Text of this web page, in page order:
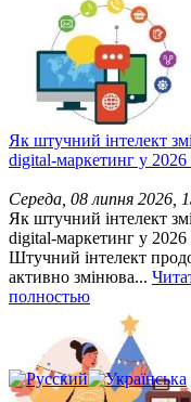
Як штучний інтелект
digital-маркетинг у 2026
Середа, 08 липня 2026,
Як штучний інтелект
digital-маркетинг у 2026
Штучний інтелект
активно змінюва...
полностью